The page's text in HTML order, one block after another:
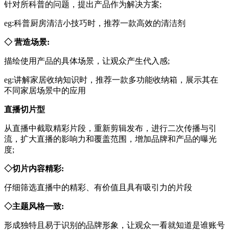
针对所科普的问题，提出产品作为解决方案;
eg:科普厨房清洁小技巧时，推荐一款高效的清洁剂
◇ 营造场景:
描绘使用产品的具体场景，让观众产生代入感;
eg:讲解家居收纳知识时，推荐一款多功能收纳箱，展示其在
不同家居场景中的应用
直播切片型
从直播中截取精彩片段，重新剪辑发布，进行二次传播与引
流，扩大直播的影响力和覆盖范围，增加品牌和产品的曝光
度;
◇切片内容精彩:
仔细筛选直播中的精彩、有价值且具有吸引力的片段
◇主题风格一致:
形成独特且易于识别的品牌形象，让观众一看就知道是谁账号